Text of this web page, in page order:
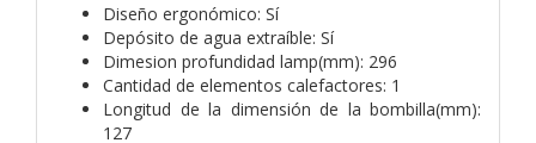
Diseño ergonómico: Sí
Depósito de agua extraíble: Sí
Dimesion profundidad lamp(mm): 296
Cantidad de elementos calefactores: 1
Longitud de la dimensión de la bombilla(mm):
127